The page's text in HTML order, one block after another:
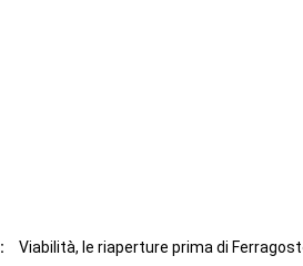
: Viabilità, le riaperture prima di